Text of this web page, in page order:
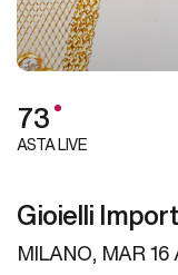
73
ASTA LIVE
Gioielli
MILANO, MAR16